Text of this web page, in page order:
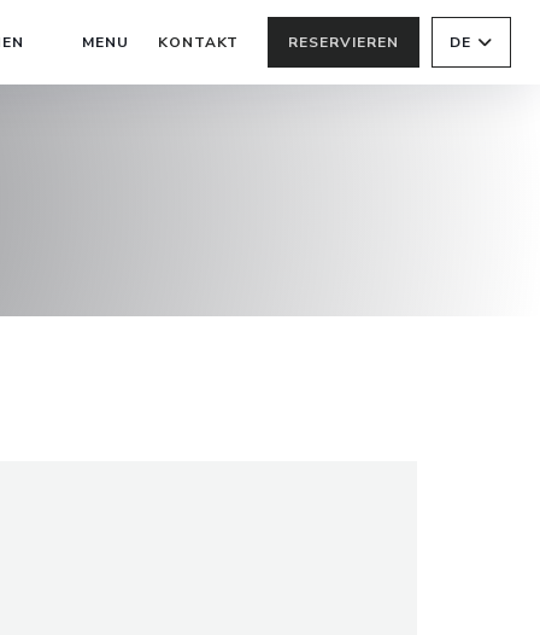
MENU ((ÖFFNET EIN NEUES FENSTER))
KONTAKT RESERVIEREN DE